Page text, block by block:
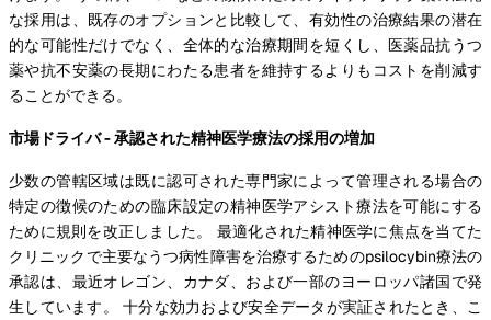
な採用は、既存のオプションと比較して、有効性の治療結果の潜在
的な可能性だけでなく、全体的な治療期間を短くし、医薬品抗うつ
薬や抗不安薬の長期にわたる患者を維持するよりもコストを削減す
ることができる。
市場ドライバ - 承認された精神医学療法の採用の増加
少数の管轄区域は既に認可された専門家によって管理される場合の
特定の徴候のための臨床設定の精神医学アシスト療法を可能にする
ために規則を改正しました。 最適化された精神医学に焦点を当てた
クリニックで主要なうつ病性障害を治療するためのpsilocybin療法の
承認は、最近オレゴン、カナダ、および一部のヨーロッパ諸国で発
生しています。 十分な効力および安全データが実証されたとき、こ